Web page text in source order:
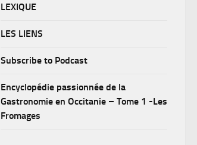
LEXIQUE
LES LIENS
Subscribe to Podcast
Encyclopédie passionnée de la
Gastronomie en Occitanie – Tome 1 -Les
Fromages